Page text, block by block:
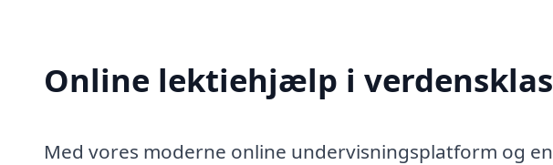
Online lektiehjælp i
Med vores moderne online undervisningsplatform og